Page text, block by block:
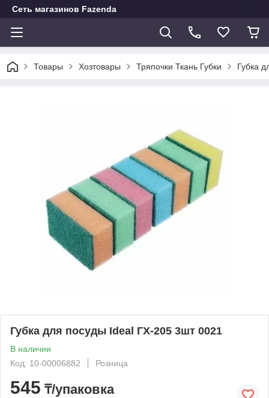
Сеть магазинов Fazenda
Товары Хозтовары Тряпочки Ткань Губки Губка
Губка для посуды Ideal ГХ-205 3шт 0021
В наличии
Код: 10-00006882
Розница
545 ₸/упаковка